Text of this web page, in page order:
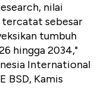
nilai
sebesar
tumbuh
hingga 2034,"
International
BSD, Kamis